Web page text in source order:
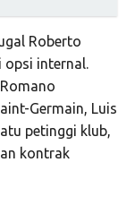
Roberto
opsi internal.
Germain, Luis
petinggi klub,
kontrak